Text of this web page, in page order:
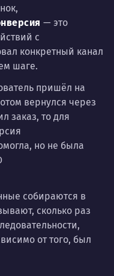
— это
с
конкретный канал
шаге.
пришёл на
вернулся через
заказ, то для
но не была
собираются в
сколько раз
от того, был